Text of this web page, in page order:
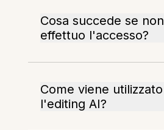
Cosa succede se non
effettuo l'accesso?
Come viene utilizzato
l'editing AI?